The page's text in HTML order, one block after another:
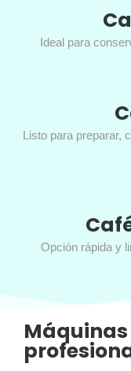
Ideal para
Listo para preparar,
Opción rápida y